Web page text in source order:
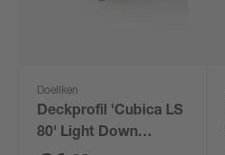
Doellken
Deckprofil 'Cubica LS
80' Light Down